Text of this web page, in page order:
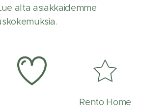
alta asiakkaidemme
Rento Home